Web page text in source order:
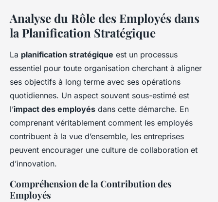
Analyse du Rôle des Employés dans
la Planification Stratégique
La planification stratégique est un processus
essentiel pour toute organisation cherchant à aligner
ses objectifs à long terme avec ses opérations
quotidiennes. Un aspect souvent sous-estimé est
l’impact des employés dans cette démarche. En
comprenant véritablement comment les employés
contribuent à la vue d’ensemble, les entreprises
peuvent encourager une culture de collaboration et
d’innovation.
Compréhension de la Contribution des
Employés